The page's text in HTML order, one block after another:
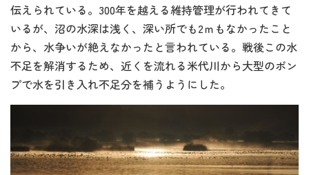
伝えられている。300年を越える維持管理が行われてきて
いるが、沼の水深は浅く、深い所でも2ｍもなかったこと
から、水争いが絶えなかったと言われている。戦後この水
不足を解消するため、近くを流れる米代川から大型のポン
プで水を引き入れ不足分を補うようにした。